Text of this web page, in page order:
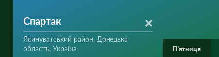
Спартак
Ясинуватський район, Донецька
область, Україна
П'ятниця